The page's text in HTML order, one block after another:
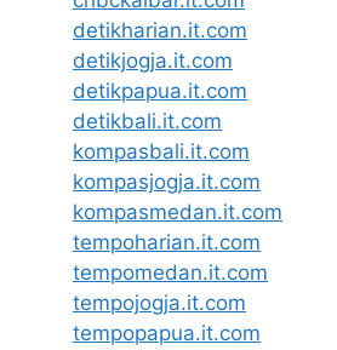
detikharian.it.com
detikjogja.it.com
detikpapua.it.com
detikbali.it.com
kompasbali.it.com
kompasjogja.it.com
kompasmedan.it.com
tempoharian.it.com
tempomedan.it.com
tempojogja.it.com
tempopapua.it.com